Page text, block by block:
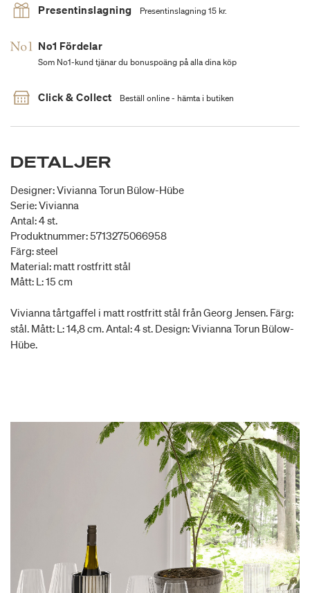
Presentinslagning Presentinslagning 15 kr.
No1 Fördelar
Som No1-kund tjänar du bonuspoäng på alla dina köp
Click & Collect Beställ online - hämta i butiken
DETALJER
Designer: Vivianna Torun Bülow-Hübe
Serie: Vivianna
Antal: 4 st.
Produktnummer: 5713275066958
Färg: steel
Material: matt rostfritt stål
Mått: L: 15 cm
Vivianna tårtgaffel i matt rostfritt stål från Georg Jensen. Färg:
stål. Mått: L: 14,8 cm. Antal: 4 st. Design: Vivianna Torun Bülow-
Hübe.